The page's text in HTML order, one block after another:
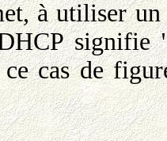
à utiliser
signifie
cas de